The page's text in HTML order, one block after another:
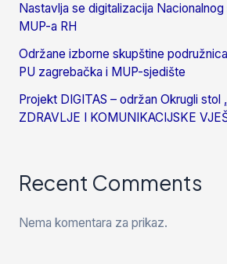
Nastavlja se digitalizacija
MUP-a RH
Održane izborne skupštine
PU zagrebačka i MUP-sjedište
Projekt DIGITAS – održan Okrugli stol
ZDRAVLJE I KOMUNIKACIJSKE
Recent Comments
Nema komentara za prikaz.